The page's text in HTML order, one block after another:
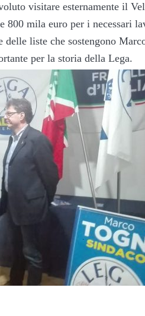
visitare esternamente il
mila euro per i necessari
delle liste che sostengono
per la storia della Lega.